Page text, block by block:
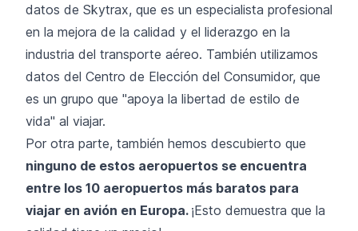
datos de Skytrax, que es un especialista profesional
en la mejora de la calidad y el liderazgo en la
industria del transporte aéreo. También utilizamos
datos del Centro de Elección del Consumidor, que
es un grupo que "apoya la libertad de estilo de
vida" al viajar.
Por otra parte, también hemos descubierto que
ninguno de estos aeropuertos se encuentra
entre los 10 aeropuertos más baratos para
viajar en avión en Europa. ¡Esto demuestra que la